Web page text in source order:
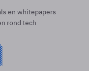
en whitepapers
rond tech